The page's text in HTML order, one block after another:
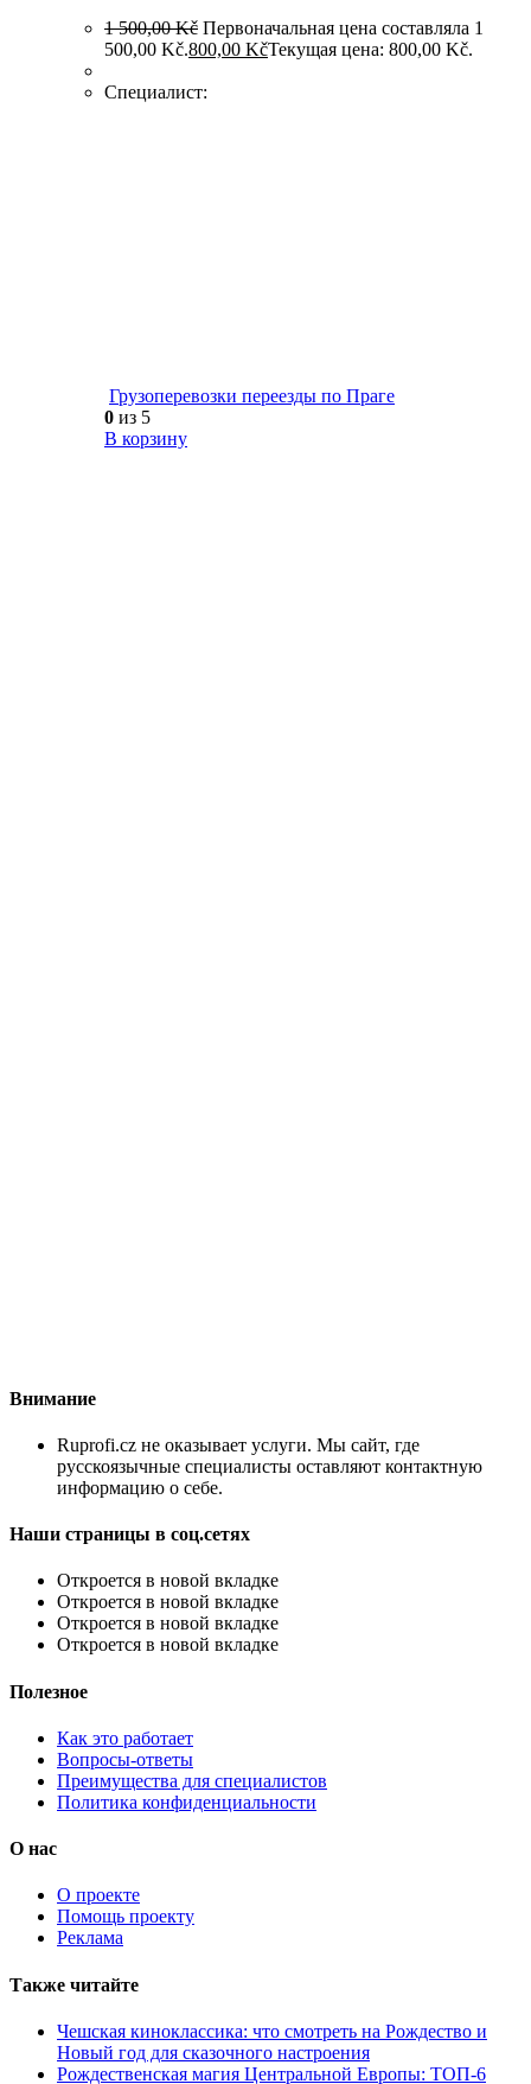
1 500,00Kč Первоначальная цена составляла 1
500,00 Kč.800,00 KčТекущая цена: 800,00 Kč.
Специалист:
Грузоперевозки переезды по Праге
0 из 5
В корзину
Внимание
Ruprofi.cz не оказывает услуги. Мы сайт, где
русскоязычные специалисты оставляют контактную
информацию о себе.
Наши страницы в соц.сетях
Откроется в новой вкладке
Откроется в новой вкладке
Откроется в новой вкладке
Откроется в новой вкладке
Полезное
Как это работает
Вопросы-ответы
Преимущества для специалистов
Политика конфиденциальности
О нас
О проекте
Помощь проекту
Реклама
Также читайте
Чешская киноклассика: что смотреть на Рождество и
Новый год для сказочного настроения
Рождественская магия Центральной Европы: ТОП-6